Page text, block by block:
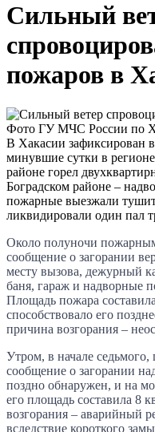
Сильный
пожаров в
Фото ГУ МЧС России по
В Хакасии зафиксирован
минувшие сутки в
районе горел
Боградском районе –
пожарные выезжали
ликвидировали один пал
Около полуночи
сообщение о загорании
месту вызова, дежурный
баня, гараж и надворные
Площадь пожара
способствовало его
причина возгорания –
Утром, в начале
сообщение о загорании
поздно обнаружен, и на
его площадь составила 8
возгорания – аварийный
вследствие короткого